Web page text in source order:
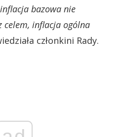
bazowa nie
celem, inflacja ogólna
członkini Rady.